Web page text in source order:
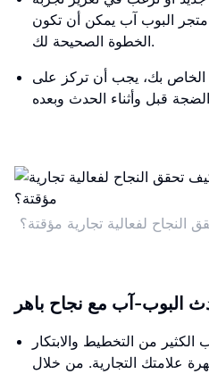
البوب ​​آب يمكن أن تكون
الخطوة الصحيحة لك.
بك، يجب أن تركز على
لفعالية تجارية مؤقتة؟
البوب-آب مع نجاح باهر
من التخطيط والابتكار
علامتك التجارية. من خلال